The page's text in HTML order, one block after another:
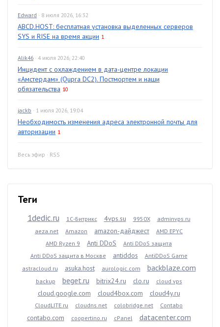
Edward · 8 июля 2026, 16:32
ABCD.HOST: бесплатная установка выделенных серверов
SYS и RISE на время акции 1
Alik46 · 4 июля 2026, 22:40
Инцидент с охлаждением в дата-центре локации
«Амстердам» (Qupra DC2). Постмортем и наши
обязательства 10
jackb · 1 июля 2026, 19:04
Необходимость изменения адреса электронной почты для
авторизации 1
Весь эфир · RSS
Теги
1dedic.ru 1С-Битрикс 4vps.su 9950X
adminvps.ru
aeza.net
Amazon amazon-дайджест
AMD EPYC
AMD Ryzen 9
Anti DDoS
Anti DDoS защита
Anti DDoS защита в Москве
antiddos
AntiDDoS Game
astracloud.ru
asuka.host aurologic.com backblaze.com
backup beget.ru bitrix24.ru clo.ru cloud vps
cloud.google.com cloud4box.com cloud4y.ru
CloudLITE.ru cloudns.net colobridge.net Contabo
contabo.com coopertino.ru cPanel datacenter.com